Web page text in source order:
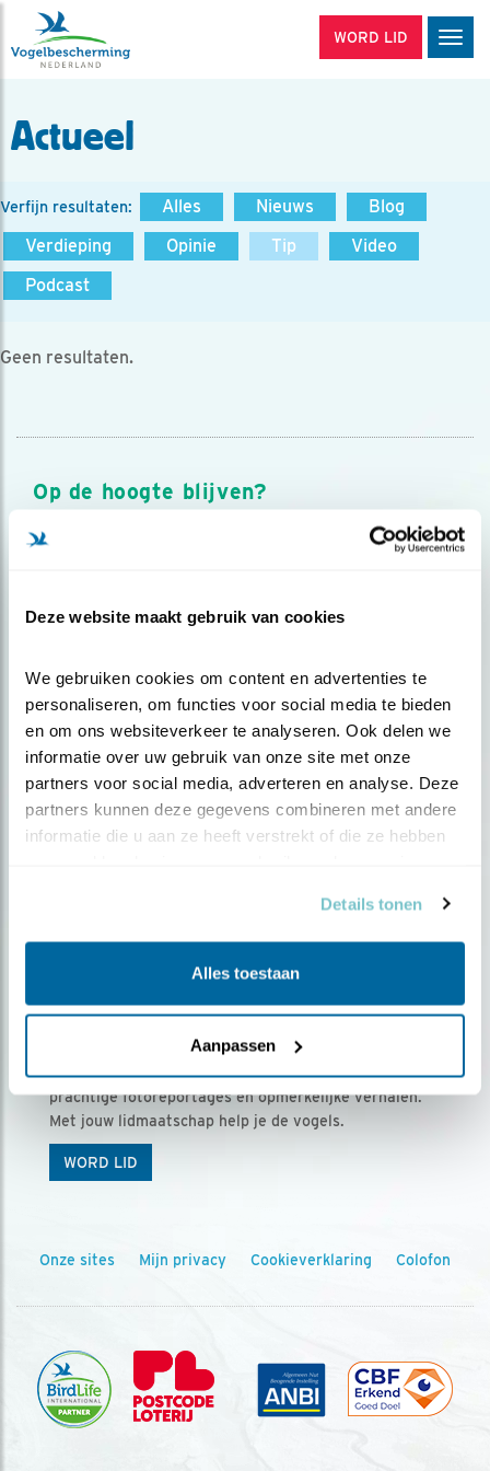
Deze website maakt gebruik van cookies
We gebruiken cookies om content en advertenties te
personaliseren, om functies voor social media te bieden
en om ons websiteverkeer te analyseren. Ook delen we
informatie over uw gebruik van onze site met onze
partners voor social media, adverteren en analyse. Deze
partners kunnen deze gegevens combineren met andere
informatie die u aan ze heeft verstrekt of die ze hebben
Details tonen
Alles toestaan
Aanpassen
WORD LID
Actueel
Verfijn resultaten: Alles Nieuws
Blog
Verdieping
Opinie Tip
Video
Podcast
Geen resultaten.
Op de hoogte blijven?
Meld je aan en ontvang nieuws, inspiratie, acties en tips
over vogels en activiteiten van Vogelbescherming.
Ontvang 5 x Vogels voor € 36,00 per jaar
Vogels is het tijdschrift voor onze leden, met
prachtige fotoreportages en opmerkelijke verhalen.
Met jouw lidmaatschap help je de vogels.
WORD LID
Onze sites Mijn privacy Cookieverklaring Colofon